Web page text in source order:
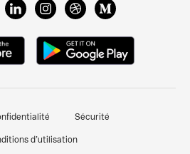
pro
de capital
pro financeSécurité
d’utilisation